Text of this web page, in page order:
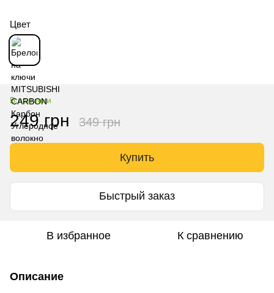
Цвет
В наличии
249 грн 349 грн
Купить
Быстрый заказ
В избранное К сравнению
Описание